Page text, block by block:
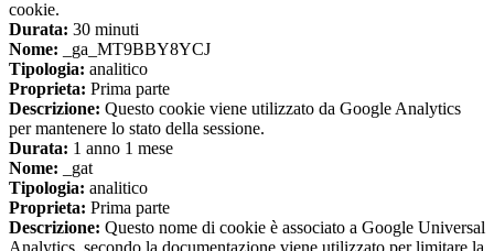
cookie.
Durata: 30 minuti
Nome: _ga_MT9BBY8YCJ
Tipologia: analitico
Proprieta: Prima parte
Descrizione: Questo cookie viene utilizzato da Google Analytics
per mantenere lo stato della sessione.
Durata: 1 anno 1 mese
Nome: _gat
Tipologia: analitico
Proprieta: Prima parte
Descrizione: Questo nome di cookie è associato a Google Universal